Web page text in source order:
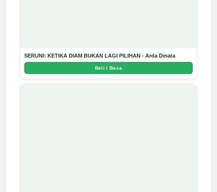
SERUNI: KETIKA DIAM BUKAN LAGI PILIHAN - Arda Dinata
Beli / Baca